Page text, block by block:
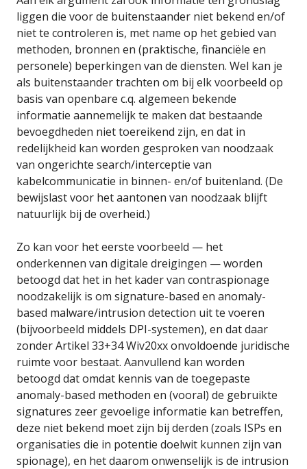
liggen die voor de buitenstaander niet bekend en/of
niet te controleren is, met name op het gebied van
methoden, bronnen en (praktische, financiële en
personele) beperkingen van de diensten. Wel kan je
als buitenstaander trachten om bij elk voorbeeld op
basis van openbare c.q. algemeen bekende
informatie aannemelijk te maken dat bestaande
bevoegdheden niet toereikend zijn, en dat in
redelijkheid kan worden gesproken van noodzaak
van ongerichte search/interceptie van
kabelcommunicatie in binnen- en/of buitenland. (De
bewijslast voor het aantonen van noodzaak blijft
natuurlijk bij de overheid.)
Zo kan voor het eerste voorbeeld — het
onderkennen van digitale dreigingen — worden
betoogd dat het in het kader van contraspionage
noodzakelijk is om signature-based en anomaly-
based malware/intrusion detection uit te voeren
(bijvoorbeeld middels DPI-systemen), en dat daar
zonder Artikel 33+34 Wiv20xx onvoldoende juridische
ruimte voor bestaat. Aanvullend kan worden
betoogd dat omdat kennis van de toegepaste
anomaly-based methoden en (vooral) de gebruikte
signatures zeer gevoelige informatie kan betreffen,
deze niet bekend moet zijn bij derden (zoals ISPs en
organisaties die in potentie doelwit kunnen zijn van
spionage), en het daarom onwenselijk is de intrusion